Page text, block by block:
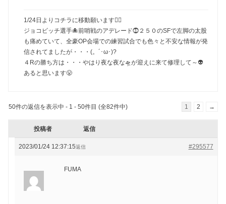
1/24日よりコチラに移動願います🙇‍♂️
ジョコビッチ選手🐙前哨戦のアデレード⓵２５０のSFで左脚の太股
も痛めていて、全豪OP会場での練習試合でも色々と不安な情報が発
信されてましたが・・・(。´･ω･)?
４Rの勝ち方は・・・やはり夜な夜な🛸が迎えに来て修理して～👽
あると思います😤
50件の返信を表示中 - 1 - 50件目 (全82件中) 1 2 →
投稿者 返信
2023/01/24 12:37:15 #295577
返信
FUMA